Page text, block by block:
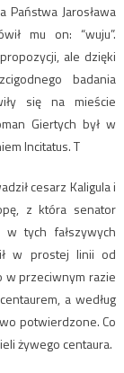
Państwa Jarosława
mu on: “wuju”.
ale dzięki
badania
się na mieście
Giertych był w
Incitatus. T
cesarz Kaligula i
z która senator
w tych fałszywych
w prostej linii od
w przeciwnym razie
a według
potwierdzone. Co
żywego centaura.